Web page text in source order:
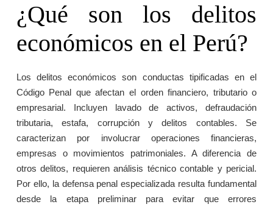
¿Qué son los delitos
económicos en el Perú?
Los delitos económicos son conductas tipificadas en el
Código Penal que afectan el orden financiero, tributario o
empresarial. Incluyen lavado de activos, defraudación
tributaria, estafa, corrupción y delitos contables. Se
caracterizan por involucrar operaciones financieras,
empresas o movimientos patrimoniales. A diferencia de
otros delitos, requieren análisis técnico contable y pericial.
Por ello, la defensa penal especializada resulta fundamental
desde la etapa preliminar para evitar que errores